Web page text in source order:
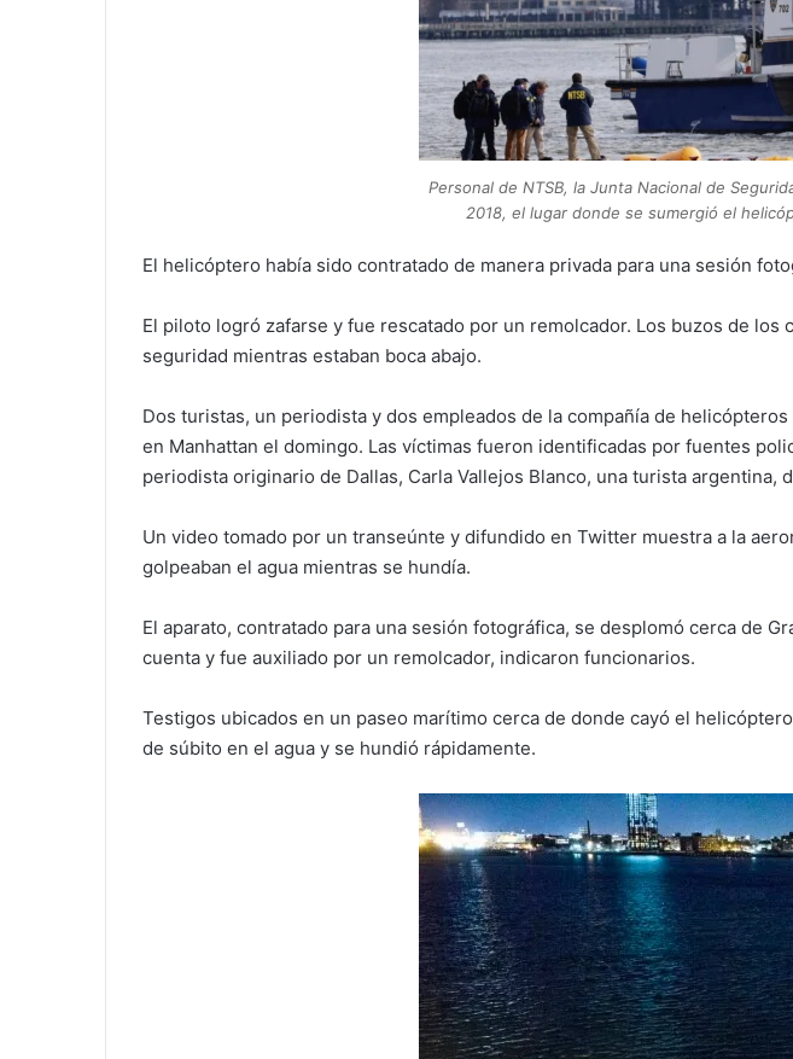
Personal de NTSB, la Junta Nacional de
2018, el lugar donde se sumergió el
El helicóptero había sido contratado de manera privada para una sesión
El piloto logró zafarse y fue rescatado por un remolcador. Los buzos de
seguridad mientras estaban boca abajo.
Dos turistas, un periodista y dos empleados de la compañía de
en Manhattan el domingo. Las víctimas fueron identificadas por fuentes
periodista originario de Dallas, Carla Vallejos Blanco, una turista
Un video tomado por un transeúnte y difundido en Twitter muestra a la
golpeaban el agua mientras se hundía.
El aparato, contratado para una sesión fotográfica, se desplomó cerca de
cuenta y fue auxiliado por un remolcador, indicaron funcionarios.
Testigos ubicados en un paseo marítimo cerca de donde cayó el
de súbito en el agua y se hundió rápidamente.